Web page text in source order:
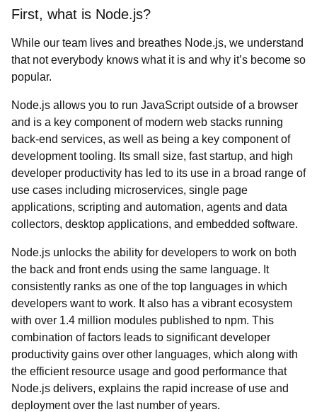
First, what is Node.js?
While our team lives and breathes Node.js, we understand
that not everybody knows what it is and why it’s become so
popular.
Node.js allows you to run JavaScript outside of a browser
and is a key component of modern web stacks running
back-end services, as well as being a key component of
development tooling. Its small size, fast startup, and high
developer productivity has led to its use in a broad range of
use cases including microservices, single page
applications, scripting and automation, agents and data
collectors, desktop applications, and embedded software.
Node.js unlocks the ability for developers to work on both
the back and front ends using the same language. It
consistently ranks as one of the top languages in which
developers want to work. It also has a vibrant ecosystem
with over 1.4 million modules published to npm. This
combination of factors leads to significant developer
productivity gains over other languages, which along with
the efficient resource usage and good performance that
Node.js delivers, explains the rapid increase of use and
deployment over the last number of years.